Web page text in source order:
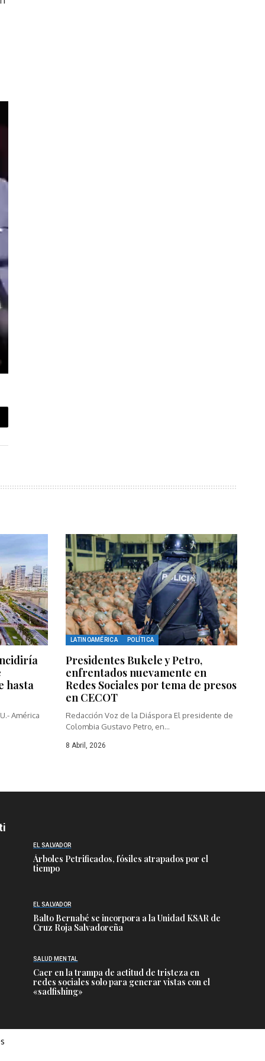
hasta
América
LATINOAMÉRICA POLÍTICA
Presidentes Bukele y Petro,
enfrentados nuevamente en
Redes Sociales por tema de presos
en CECOT
Redacción Voz de la Diáspora El presidente de
Colombia Gustavo Petro, en...
8 Abril, 2026
EL SALVADOR
Árboles Petrificados, fósiles atrapados por el
tiempo
EL SALVADOR
Balto Bernabé se incorpora a la Unidad KSAR de
Cruz Roja Salvadoreña
SALUD MENTAL
Caer en la trampa de actitud de tristeza en
redes sociales solo para generar vistas con el
«sadfishing»